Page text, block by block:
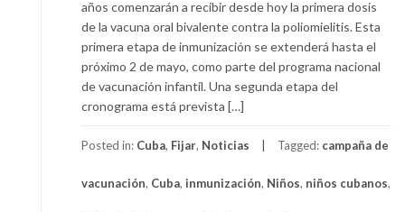
años comenzarán a recibir desde hoy la primera dosis
de la vacuna oral bivalente contra la poliomielitis. Esta
primera etapa de inmunización se extenderá hasta el
próximo 2 de mayo, como parte del programa nacional
de vacunación infantil. Una segunda etapa del
cronograma está prevista […]
Posted in: Cuba, Fijar, Noticias Tagged: campaña de
vacunación, Cuba, inmunización, Niños, niños cubanos,